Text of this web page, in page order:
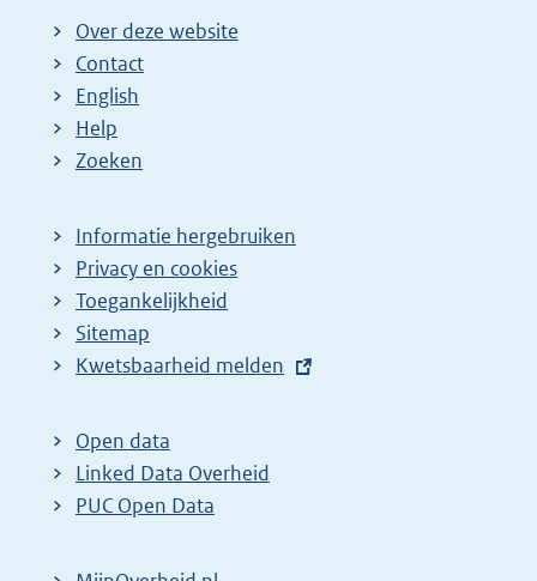
Over deze website
Contact
English
Help
Zoeken
Informatie hergebruiken
Privacy en cookies
Toegankelijkheid
Sitemap
E
t
e
r
Kwetsbaarheid melden
Open data
Linked Data Overheid
PUC Open Data